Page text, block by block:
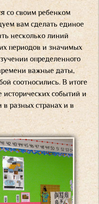
со своим ребенком
вам сделать единое
несколько линий
периодов и значимых
определенного
важные даты,
соотносились. В итоге
событий и
в разных странах и в